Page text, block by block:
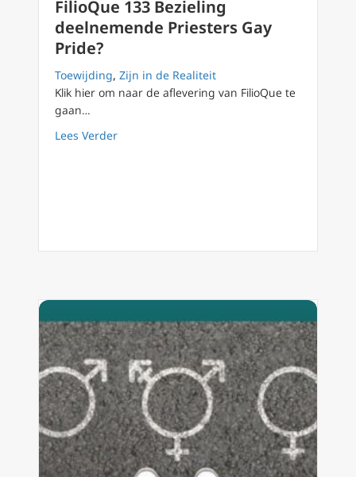
FilioQue 133 Bezieling
deelnemende Priesters Gay
Pride?
Toewijding, Zijn in de Realiteit
Klik hier om naar de aflevering van FilioQue te
gaan…
Lees Verderabout FilioQue 133 Bezieling deelnemende